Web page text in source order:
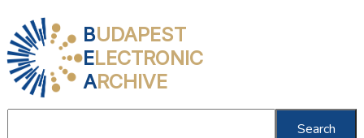
BUDAPEST
ELECTRONIC
ARCHIVE
Search